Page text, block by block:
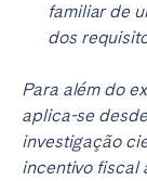
familiar de
dos
Para além do
aplica-se
investigação
incentivo fiscal
Albufeira
Coimbra
Leiria
Porto